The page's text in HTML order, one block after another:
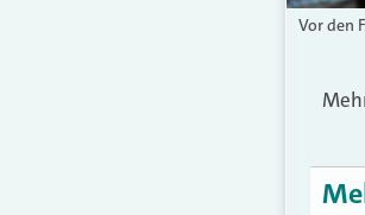
Vor den